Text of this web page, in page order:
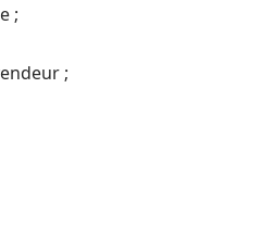
;
;